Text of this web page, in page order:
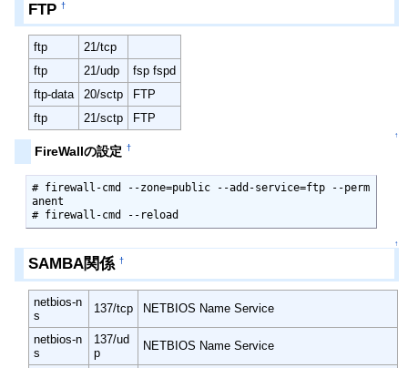
FTP †
ftp
21/tcp
ftp
21/udp
fsp fspd
ftp-data
20/sctp
FTP
ftp
21/sctp FTP
↑
FireWallの設定 †
# firewall-cmd --zone=public --add-service=ftp --perm
anent
# firewall-cmd --reload
↑
SAMBA関係 †
netbios-n
s
137/tcp NETBIOS Name Service
netbios-n
s
137/ud
p
NETBIOS Name Service